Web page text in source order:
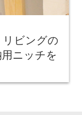
ビングの
ニッチを